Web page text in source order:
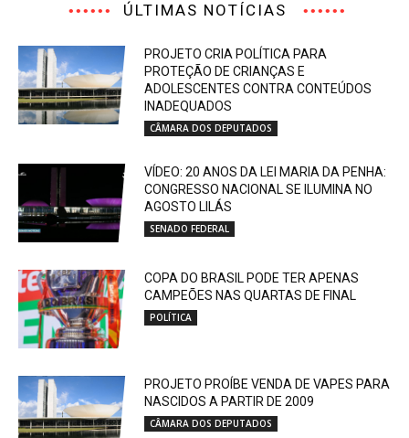
ÚLTIMAS NOTÍCIAS
PROJETO CRIA POLÍTICA PARA
PROTEÇÃO DE CRIANÇAS E
ADOLESCENTES CONTRA CONTEÚDOS
INADEQUADOS
CÂMARA DOS DEPUTADOS
VÍDEO: 20 ANOS DA LEI MARIA DA PENHA:
CONGRESSO NACIONAL SE ILUMINA NO
AGOSTO LILÁS
SENADO FEDERAL
COPA DO BRASIL PODE TER APENAS
CAMPEÕES NAS QUARTAS DE FINAL
POLÍTICA
PROJETO PROÍBE VENDA DE VAPES PARA
NASCIDOS A PARTIR DE 2009
CÂMARA DOS DEPUTADOS